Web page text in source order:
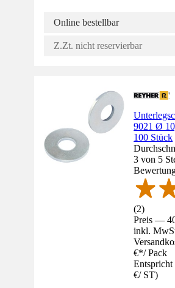
Online bestellbar
Z.Zt. nicht reservierbar
9021 Ø
100 Stück
3 von 5
(2)
Preis —
inkl.
€*/ Pack
€/ ST)